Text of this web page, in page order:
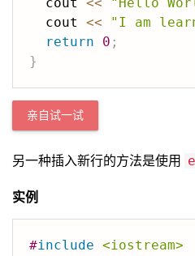
  cout
<< "I am
return
0 ;
}
亲自试一试
另一种插入新行的方法是使用
实例
#include <iostream>